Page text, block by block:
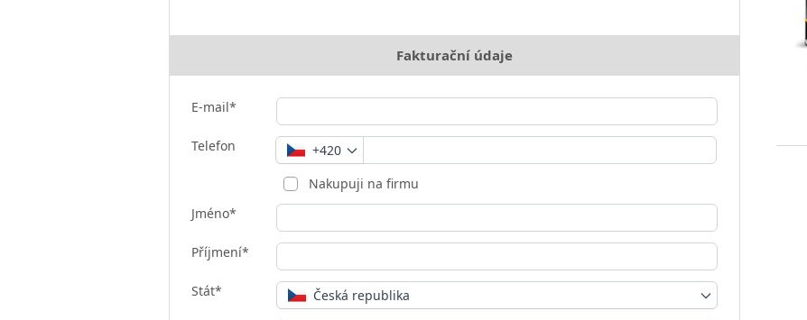
Fakturační údaje
E-mail*
Telefon
+420
Nakupuji na firmu
Jméno*
Příjmení*
Stát*
Česká republika